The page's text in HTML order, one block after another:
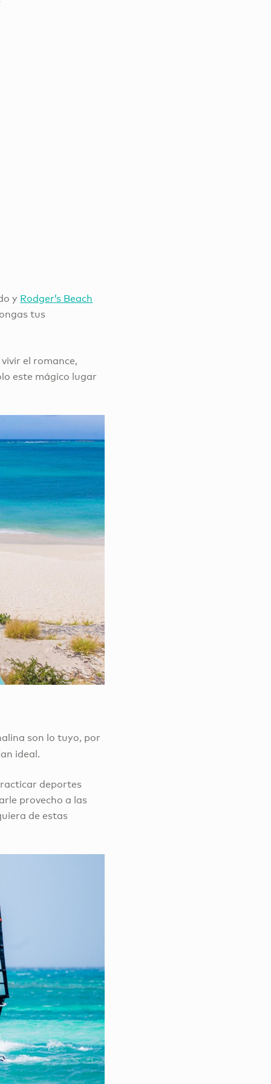
y Rodger’s Beach
tus
el romance,
este mágico lugar
son lo tuyo, por
ideal.
deportes
provecho a las
de estas